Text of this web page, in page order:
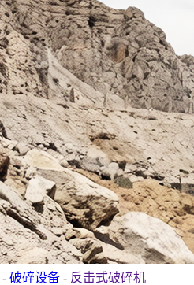
- 破碎设备 - 反击式破碎机